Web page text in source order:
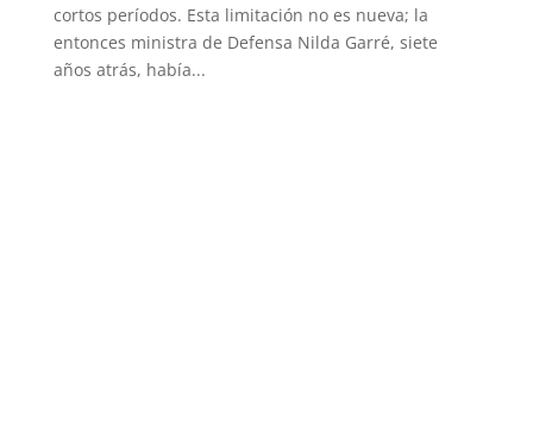
cortos períodos. Esta limitación no es nueva; la
entonces ministra de Defensa Nilda Garré, siete
años atrás, había...